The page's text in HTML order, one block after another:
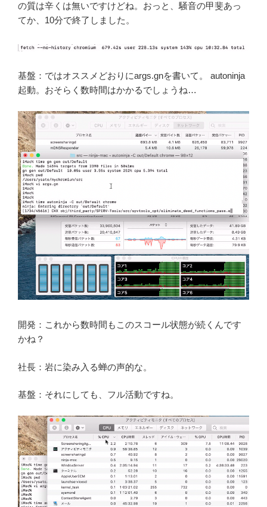
の質は辛くは無いですけどね。おっと、騒音の甲斐あっ
てか、10分で終了しました。
基盤：ではオススメどおりにargs.gnを書いて。 autoninja
起動。おそらく数時間はかかるでしょうね…
開発：これから数時間もこのスコール状態が続くんです
かね？
社長：岩に染み入る蝉の声的な。
基盤：それにしても、フル活動ですね。